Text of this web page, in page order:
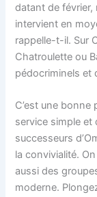
datant de février,
intervient en
rappelle-t-il. Sur
Chatroulette ou
pédocriminels et
C’est une
service simple et
successeurs
la convivialité.
aussi des
moderne.